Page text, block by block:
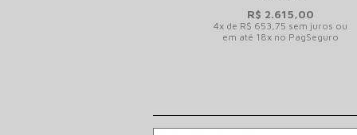
R$ 2.615,00
4x de R$ 653,75 sem juros ou
em até 18x no PagSeguro